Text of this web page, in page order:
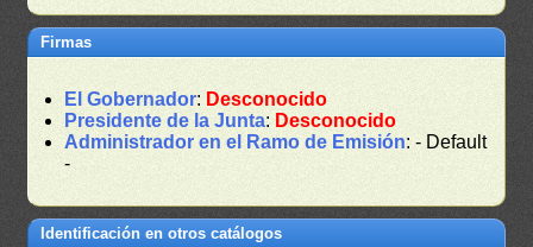
Firmas
El Gobernador: Desconocido
Presidente de la Junta: Desconocido
Administrador en el Ramo de Emisión: - Default
-
Identificación en otros catálogos